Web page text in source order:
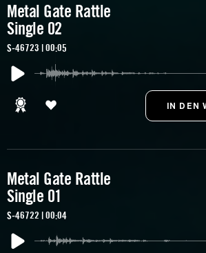
Metal Gate Rattle
Single 02
S-46723 | 00:05
Metal Gate Rattle
Single 01
S-46722 | 00:04